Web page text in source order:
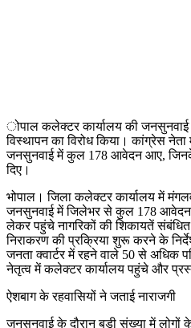
ोपाल कलेक्टर कार्यालय की जनसुनवाई
विस्थापन का विरोध किया। कांग्रेस नेता
जनसुनवाई में कुल 178 आवेदन आए,
दिए।
भोपाल। जिला कलेक्टर कार्यालय में
जनसुनवाई में जिलेभर से कुल 178 आवेदन
लेकर पहुंचे नागरिकों की शिकायतें
निराकरण की प्रक्रिया शुरू करने के
जनता क्वार्टर में रहने वाले 50 से अधिक
नेतृत्व में कलेक्टर कार्यालय पहुंचे और
ऐशबाग के रहवासियों ने जताई नाराजगी
जनसुनवाई के दौरान बड़ी संख्या में